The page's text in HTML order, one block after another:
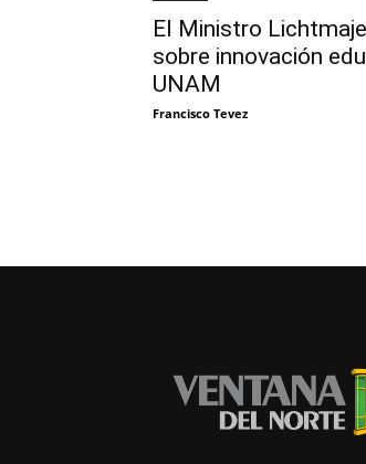
El Ministro
sobre innovación
UNAM
Francisco Tevez